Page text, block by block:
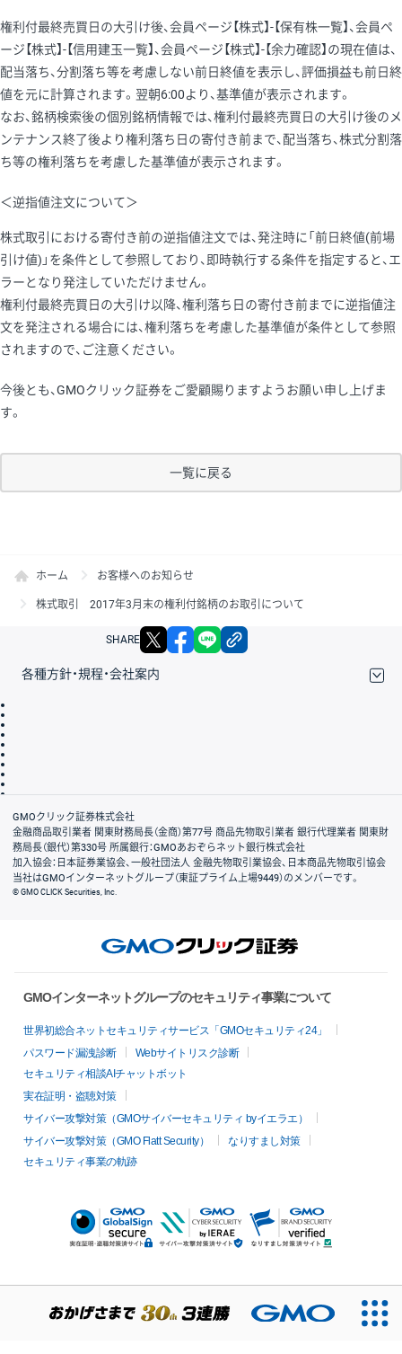
権利付最終売買日の大引け後、会員ページ【株式】-【保有株一覧】、会員ペ
ージ【株式】-【信用建玉一覧】、会員ページ【株式】-【余力確認】の現在値は、
配当落ち、分割落ち等を考慮しない前日終値を表示し、評価損益も前日終
値を元に計算されます。翌朝6:00より、基準値が表示されます。
なお、銘柄検索後の個別銘柄情報では、権利付最終売買日の大引け後のメ
ンテナンス終了後より権利落ち日の寄付き前まで、配当落ち、株式分割落
ち等の権利落ちを考慮した基準値が表示されます。
＜逆指値注文について＞
株式取引における寄付き前の逆指値注文では、発注時に「前日終値(前場
引け値)」を条件として参照しており、即時執行する条件を指定すると、エ
ラーとなり発注していただけません。
権利付最終売買日の大引け以降、権利落ち日の寄付き前までに逆指値注
文を発注される場合には、権利落ちを考慮した基準値が条件として参照
されますので、ご注意ください。
今後とも、GMOクリック証券をご愛顧賜りますようお願い申し上げま
す。
一覧に戻る
ホーム お客様へのお知らせ
株式取引 2017年3月末の権利付銘柄のお取引について
SHARE X facebook
各種方針・規程・会社案内
会社案内
GMOクリック証券株式会社
金融商品取引業者 関東財務局長（金商）第77号 商品先物取引業者 銀行代理業者 関東財
務局長（銀代）第330号 所属銀行：GMOあおぞらネット銀行株式会社
加入協会：日本証券業協会、一般社団法人 金融先物取引業協会、日本商品先物取引協会
当社はGMOインターネットグループ（東証プライム上場9449）のメンバーです。
© GMO CLICK Securities, Inc.
GMOインターネットグループのセキュリティ事業について
世界初総合ネットセキュリティサービス「GMOセキュリティ24」
パスワード漏洩診断
Webサイトリスク診断
セキュリティ相談AIチャットボット
実在証明・盗聴対策
サイバー攻撃対策（GMOサイバーセキュリティ byイエラエ）
サイバー攻撃対策（GMO Flatt Security）
なりすまし対策
セキュリティ事業の軌跡